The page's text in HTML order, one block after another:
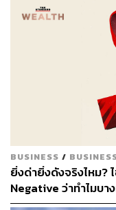
BUSINESS /
ยิ่งด่ายิ่งดังจริงไหม?
Negative ว่าทำไมบ
เจ็บตัว